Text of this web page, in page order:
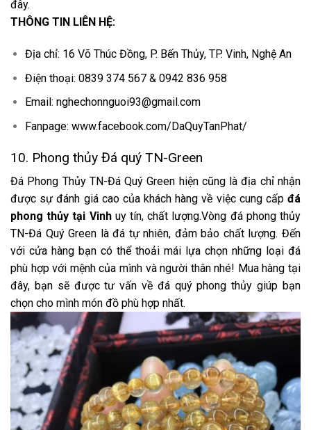
đây.
THÔNG TIN LIÊN HỆ:
Địa chỉ: 16 Võ Thúc Đồng, P. Bến Thủy, TP. Vinh, Nghệ An
Điện thoại: 0839 374 567 & 0942 836 958
Email: nghechonnguoi93@gmail.com
Fanpage: www.facebook.com/DaQuyTanPhat/
10. Phong thủy Đá quý TN-Green
Đá Phong Thủy TN-Đá Quý Green hiện cũng là địa chỉ nhận
được sự đánh giá cao của khách hàng về việc cung cấp đá
phong thủy tại Vinhuy tín, chất lượng.Vòng đá phong thủy
TN-Đá Quý Green là đá tự nhiên, đảm bảo chất lượng. Đến
với cửa hàng bạn có thể thoải mái lựa chọn những loại đá
phù hợp với mệnh của mình và người thân nhé! Mua hàng tại
đây, bạn sẽ được tư vấn về đá quý phong thủy giúp bạn
chọn cho mình món đồ phù hợp nhất.